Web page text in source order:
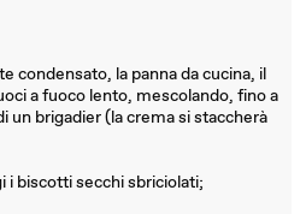
condensato, la panna da cucina, il
a fuoco lento, mescolando, fino a
un brigadier (la crema si staccherà
i biscotti secchi sbriciolati;